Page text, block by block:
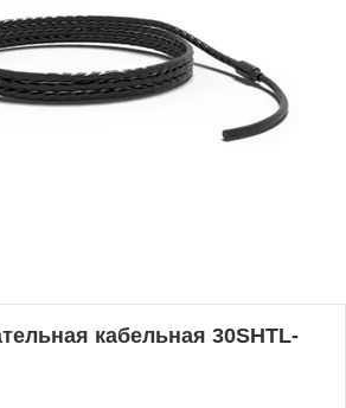
кабельная 30SHTL-